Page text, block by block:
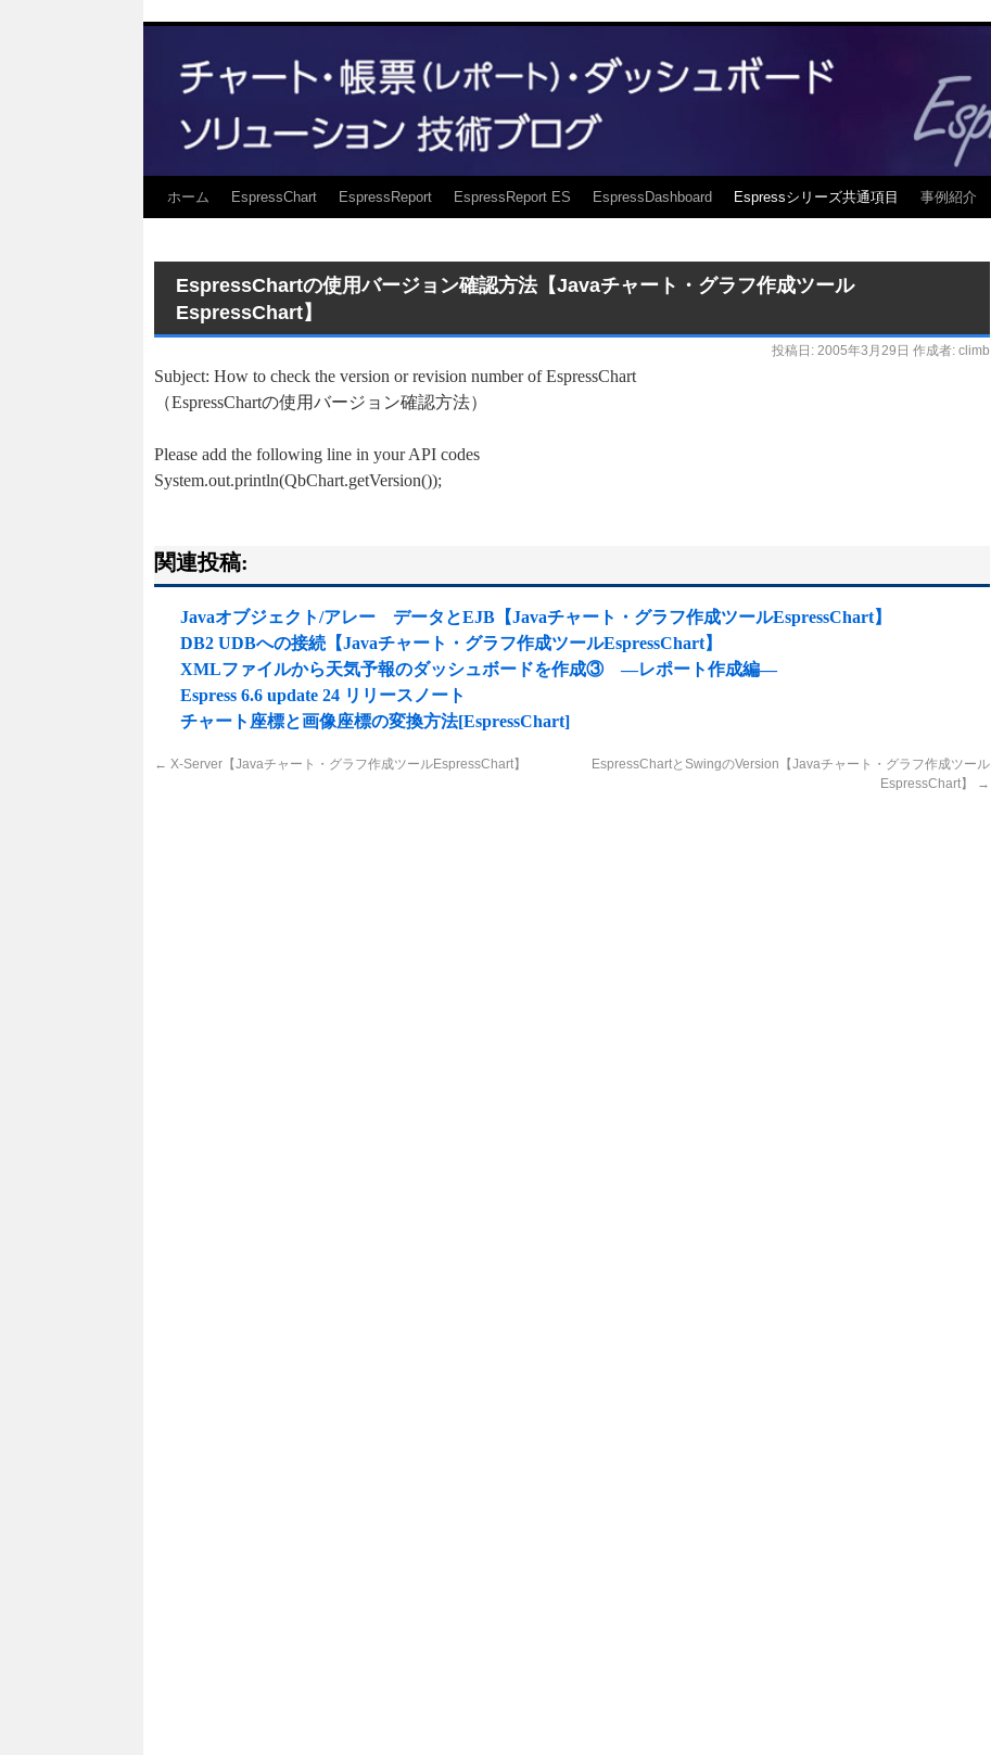
ホーム EspressChart EspressReport EspressReport ES EspressDashboard Espressシリーズ共通項目 事例紹介
EspressChartの使用バージョン確認方法【Javaチャート・グラフ作成ツール
EspressChart】
投稿日: 2005年3月29日 作成者: climb
Subject: How to check the version or revision number of EspressChart
（EspressChartの使用バージョン確認方法）
Please add the following line in your API codes
System.out.println(QbChart.getVersion());
関連投稿:
Javaオブジェクト/アレー データとEJB【Javaチャート・グラフ作成ツールEspressChart】
DB2 UDBへの接続【Javaチャート・グラフ作成ツールEspressChart】
XMLファイルから天気予報のダッシュボードを作成③ ―レポート作成編―
Espress 6.6 update 24 リリースノート
チャート座標と画像座標の変換方法[EspressChart]
← X-Server【Javaチャート・グラフ作成ツールEspressChart】
EspressChartとSwingのVersion【Javaチャート・グラフ作成ツール
EspressChart】
→